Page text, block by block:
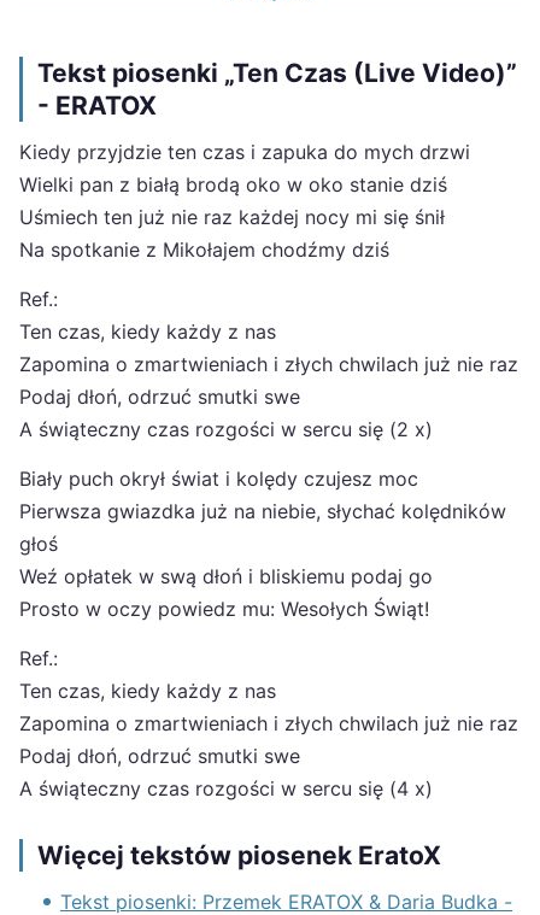
Tekst piosenki „Ten Czas (Live Video)”
- ERATOX
Kiedy przyjdzie ten czas i zapuka do mych drzwi
Wielki pan z białą brodą oko w oko stanie dziś
Uśmiech ten już nie raz każdej nocy mi się śnił
Na spotkanie z Mikołajem chodźmy dziś
Ref.:
Ten czas, kiedy każdy z nas
Zapomina o zmartwieniach i złych chwilach już nie raz
Podaj dłoń, odrzuć smutki swe
A świąteczny czas rozgości w sercu się (2 x)
Biały puch okrył świat i kolędy czujesz moc
Pierwsza gwiazdka już na niebie, słychać kolędników
głoś
Weź opłatek w swą dłoń i bliskiemu podaj go
Prosto w oczy powiedz mu: Wesołych Świąt!
Ref.:
Ten czas, kiedy każdy z nas
Zapomina o zmartwieniach i złych chwilach już nie raz
Podaj dłoń, odrzuć smutki swe
A świąteczny czas rozgości w sercu się (4 x)
Więcej tekstów piosenek EratoX
Tekst piosenki: Przemek ERATOX & Daria Budka -